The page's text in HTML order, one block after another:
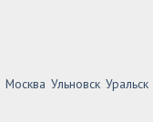
Москва Ульновск Уральск